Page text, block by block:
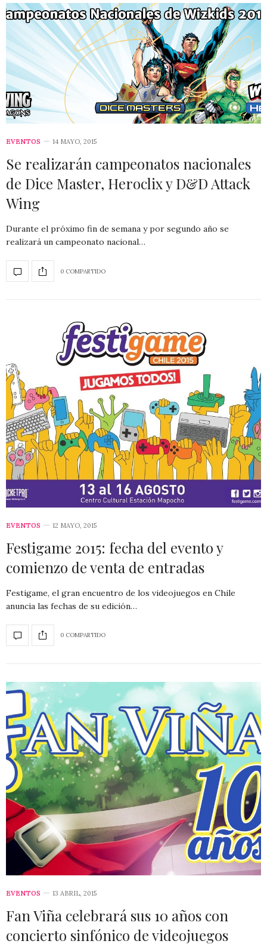
EVENTOS 14 MAYO, 2015
Se realizarán campeonatos nacionales
de Dice Master, Heroclix y D&D Attack
Wing
Durante el próximo fin de semana y por segundo año se
realizará un campeonato nacional…
0 COMPARTIDO
EVENTOS 12 MAYO, 2015
Festigame 2015: fecha del evento y
comienzo de venta de entradas
Festigame, el gran encuentro de los videojuegos en Chile
anuncia las fechas de su edición…
0 COMPARTIDO
EVENTOS 13 ABRIL, 2015
Fan Viña celebrará sus 10 años con
concierto sinfónico de videojuegos